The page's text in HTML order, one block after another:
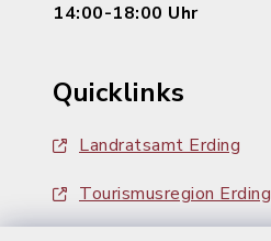
14:00-18:00 Uhr
Quicklinks
Landratsamt Erding
Tourismusregion Erding